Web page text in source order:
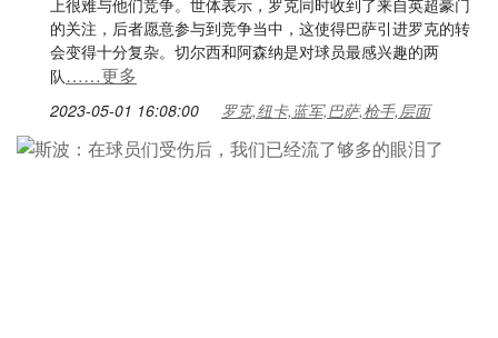
上很难与他们竞争。世体表示，罗克同时收到了来自英超豪门
的关注，后者愿意参与到竞争当中，这使得巴萨引进罗克的转
会变得十分复杂。切尔西和阿森纳是对球员最感兴趣的两
队……更多
2023-05-01 16:08:00 罗克,纽卡,蓝军,巴萨,枪手,层面